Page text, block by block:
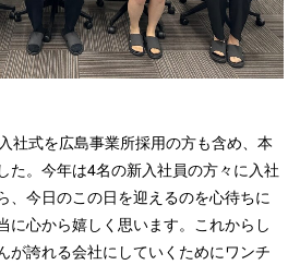
社式を広島事業所採用の方も含め、本
た。今年は4名の新入社員の方々に入社
、今日のこの日を迎えるのを心待ちに
に心から嬉しく思います。これからし
が誇れる会社にしていくためにワンチ